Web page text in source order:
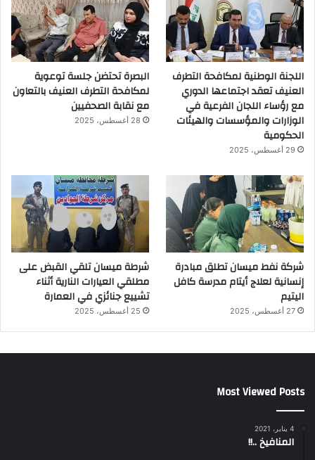
اللجنة الوطنية لمكافحة التطرف
العنيف تعقد اجتماعها الدوري
مع رؤساء اللجان الفرعية في
الوزارات والمؤسسات والهيئات
الحكومية
29 أغسطس، 2025
البصرة تحتضن جلسة توعوية
لمكافحة التطرف العنيف بالتعاون
مع نقابة الصحفيين
28 أغسطس، 2025
شركة نفط ميسان تطلق مبادرة
إنسانية لعلاج أيتام مدرسة كافل
اليتيم
27 أغسطس، 2025
شرطة ميسان تلقي القبض على
مطلقي العيارات النارية أثناء
تشييع جنائزي في العمارة
25 أغسطس، 2025
Most Viewed Posts
4 يناير، 2021
المنافيخ ..!!